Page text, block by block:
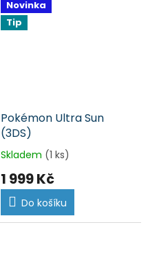
Novinka
Tip
Pokémon Ultra Sun
(3DS)
Skladem (1 ks)
1 999 Kč
Do košíku